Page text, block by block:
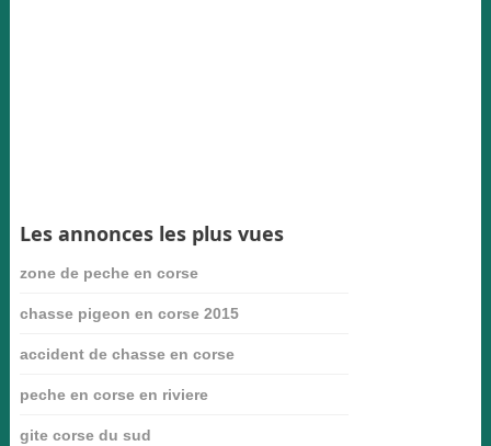
Les annonces les plus vues
zone de peche en corse
chasse pigeon en corse 2015
accident de chasse en corse
peche en corse en riviere
gite corse du sud